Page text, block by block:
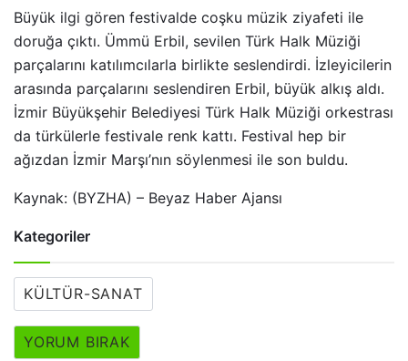
Büyük ilgi gören festivalde coşku müzik ziyafeti ile
doruğa çıktı. Ümmü Erbil, sevilen Türk Halk Müziği
parçalarını katılımcılarla birlikte seslendirdi. İzleyicilerin
arasında parçalarını seslendiren Erbil, büyük alkış aldı.
İzmir Büyükşehir Belediyesi Türk Halk Müziği orkestrası
da türkülerle festivale renk kattı. Festival hep bir
ağızdan İzmir Marşı’nın söylenmesi ile son buldu.
Kaynak: (BYZHA) – Beyaz Haber Ajansı
Kategoriler
KÜLTÜR-SANAT
YORUM BIRAK